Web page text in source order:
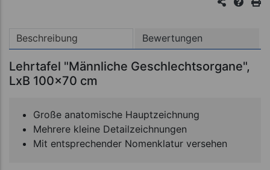
Beschreibung Bewertungen
Lehrtafel "Männliche Geschlechtsorgane",
LxB 100x70 cm
Große anatomische Hauptzeichnung
Mehrere kleine Detailzeichnungen
Mit entsprechender Nomenklatur versehen